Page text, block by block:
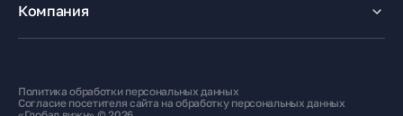
Акции
Компания
Жителям
Политика обработки персональных данных
Согласие посетителя сайта на обработку персональных данных